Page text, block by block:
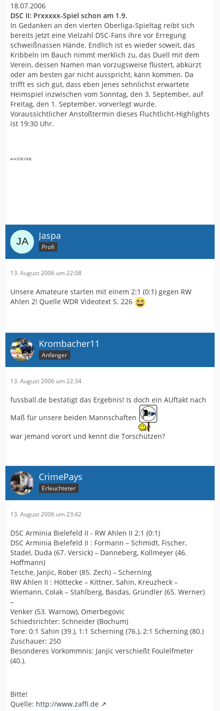
18.07.2006
DSC II: Prxxxxx-Spiel schon am 1.9.
In Gedanken an den vierten Oberliga-Spieltag reibt sich
bereits jetzt eine Vielzahl DSC-Fans ihre vor Erregung
schweißnassen Hände. Endlich ist es wieder soweit, das
Kribbeln im Bauch nimmt merklich zu, das Duell mit dem
Verein, dessen Namen man vorzugsweise flüstert, abkürzt
oder am besten gar nicht ausspricht, kann kommen. Da
trifft es sich gut, dass eben jenes sehnlichst erwartete
Heimspiel inzwischen vom Sonntag, den 3. September, auf
Freitag, den 1. September, vorverlegt wurde.
Voraussichtlicher Anstoßtermin dieses Fluchtlicht-Highlights
ist 19:30 Uhr.
Jaspa
Profi
13. August 2006 um 22:08
Unsere Amateure starten mit einem 2:1 (0:1) gegen RW
Ahlen 2! Quelle WDR Videotext S. 226
Krombacher11
Anfänger
13. August 2006 um 22:34
fussball.de bestätigt das Ergebnis! Is doch ein AUftakt nach
Maß für unsere beiden Mannschaften
war jemand vorort und kennt die Torschützen?
CrimePays
Erleuchteter
13. August 2006 um 23:42
DSC Arminia Bielefeld II - RW Ahlen II 2:1 (0:1)
DSC Arminia Bielefeld II : Formann – Schmidt, Fischer,
Stadel, Duda (67. Versick) – Danneberg, Kollmeyer (46.
Hoffmann)
Tesche, Janjic, Röber (85. Zech) – Scherning
RW Ahlen II : Höttecke – Kittner, Sahin, Kreuzheck –
Wiemann, Colak – Stahlberg, Basdas, Gründler (65. Werner)
–
Venker (53. Warnow), Omerbegovic
Schiedsrichter: Schneider (Bochum)
Tore: 0:1 Sahin (39.), 1:1 Scherning (76.), 2:1 Scherning (80.)
Zuschauer: 250
Besonderes Vorkommnis: Janjic verschießt Foulelfmeter
(40.).
Bitte!
Quelle: http://www.zaffi.de